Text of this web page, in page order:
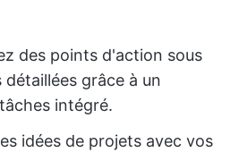
des points d'action sous
grâce à un
intégré.
idées de projets avec vos